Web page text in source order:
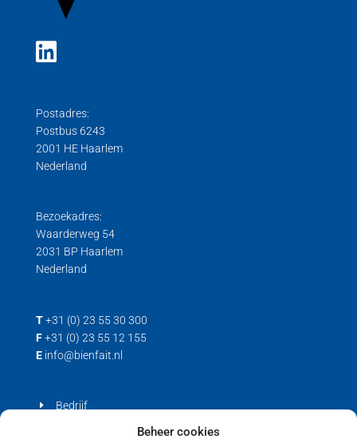
Beheer cookies
Postadres:
Postbus 6243
2001 HE Haarlem
Nederland
Bezoekadres:
Waarderweg 54
2031 BP Haarlem
Nederland
T +31 (0) 23 55 30 300
F +31 (0) 23 55 12 155
E info@bienfait.nl
Bedrijf